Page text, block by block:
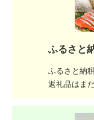
ふるさと
ふるさと納
返礼品はま